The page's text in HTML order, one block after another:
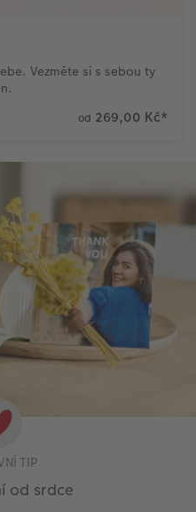
Vezměte si s sebou ty
od 269,00 Kč*
TIP
od srdce